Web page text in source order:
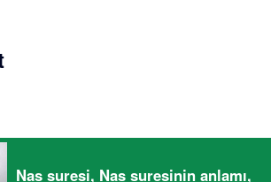
Nas suresi, Nas suresinin anlamı,